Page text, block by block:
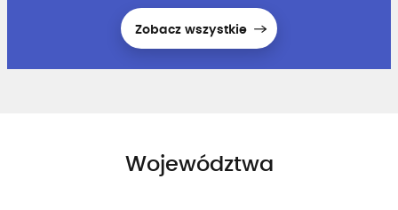
Zobacz wszystkie
Województwa